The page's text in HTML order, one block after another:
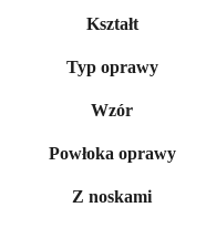
Kształt
Typ oprawy
Wzór
Powłoka oprawy
Z noskami